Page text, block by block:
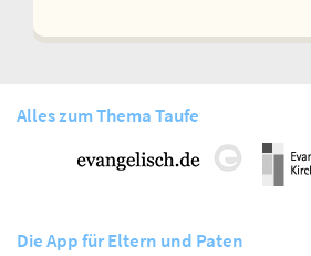
Alles zum Thema Taufe
Die App für Eltern und Paten